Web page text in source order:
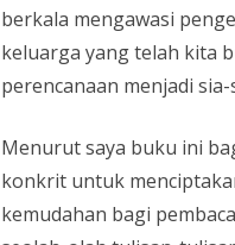
berkala mengawasi
keluarga yang telah kita
perencanaan menjadi sia-
Menurut saya buku ini
konkrit untuk
kemudahan bagi